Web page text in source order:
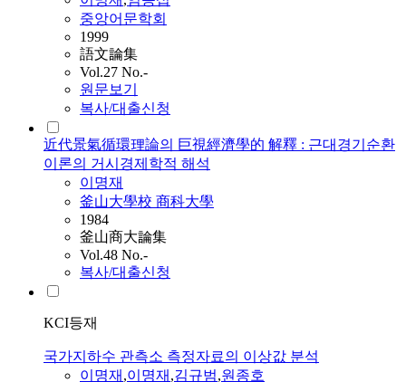
중앙어문학회
1999
語文論集
Vol.27 No.-
원문보기
복사/대출신청
近代景氣循環理論의 巨視經濟學的 解釋 : 근대경기순환
이론의 거시경제학적 해석
이명재
釜山大學校 商科大學
1984
釜山商大論集
Vol.48 No.-
복사/대출신청
KCI등재
국가지하수 관측소 측정자료의 이상값 분석
이명재 ,이명재 ,김규범,원종호